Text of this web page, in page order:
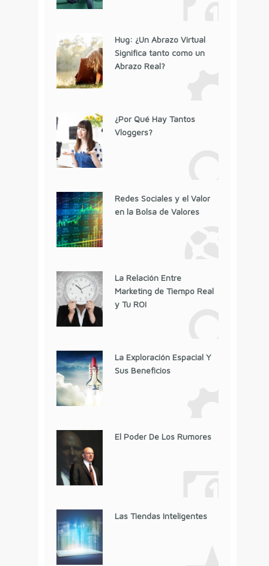
Hug: ¿Un Abrazo Virtual
Significa tanto como un
Abrazo Real?
¿Por Qué Hay Tantos
Vloggers?
Redes Sociales y el Valor
en la Bolsa de Valores
La Relación Entre
Marketing de Tiempo Real
y Tu ROI
La Exploración Espacial Y
Sus Beneficios
El Poder De Los Rumores
Las Tiendas Inteligentes